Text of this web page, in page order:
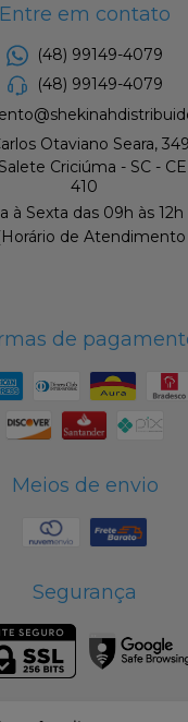
Entre em contato
(48) 99149-4079
(48) 99149-4079
Otaviano Seara,
Criciúma - SC -
410
à Sexta das 09h às 12h
de Atendimento
de
Meios de envio
Segurança